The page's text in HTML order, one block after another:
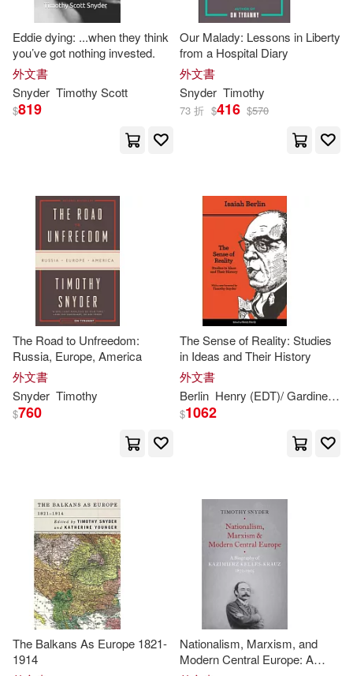
Antonia (TRN)/ Snyder(1)
Berlin(1) Bookhabits(1)
Charlotte (EDT)/ Snyder(1)
Dahlia (TRN)/ Thompson(1)
Diane Nemec (TRN)/ Snyder(1)
Fabian/ Snyder(1)
Helen(1)
Henry (EDT)/ Gardiner(1)
II (ILT)/ Ferry(1)
Jozef/ Lloyd-Jones(1)
Katherine (EDT)(1)
Lauren (TRN)(1) Lobdell(1)
Eddie dying: ...when they think
you’ve got nothing invested.
外文書
Snyder Timothy Scott
$819
Our Malady: Lessons in Liberty
from a Hospital Diary
外文書
Snyder Timothy
73 折 $416 $570
The Road to Unfreedom:
Russia, Europe, America
外文書
Snyder Timothy
$760
The Sense of Reality: Studies
in Ideas and Their History
外文書
Berlin Henry (EDT)/ Gardiner
$1062
The Balkans As Europe 1821-
1914
Nationalism, Marxism, and
Modern Central Europe: A